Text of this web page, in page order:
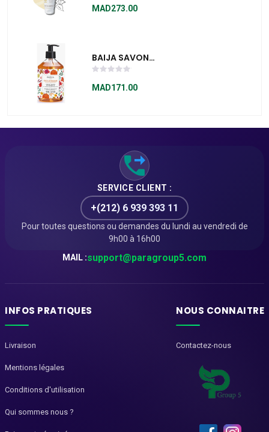
Exfoliante Visage
MAD273.00
BAIJA SAVON
LIQUIDE ÉTÉ A
SYRACUSE 500ml
MAD171.00
SERVICE CLIENT :
+(212) 6 939 393 11
Pour toutes questions ou demandes du lundi au vendredi de
9h00 à 16h00
MAIL :support@paragroup5.com
INFOS PRATIQUES
Livraison
Mentions légales
Conditions d'utilisation
Qui sommes nous ?
NOUS CONNAITRE
Contactez-nous